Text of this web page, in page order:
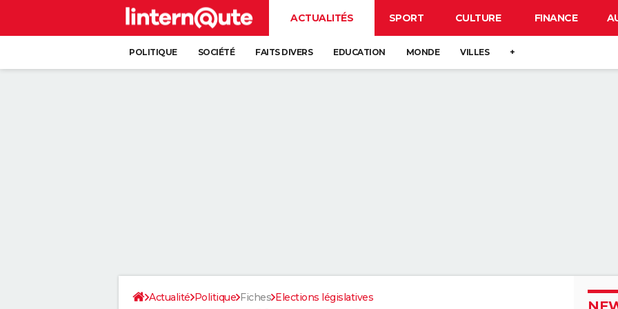
ACTUALITÉS SPORT CULTURE FINANCE
POLITIQUE SOCIÉTÉ FAITS DIVERS EDUCATION MONDE VILLES +
Actualité Politique Fiches Elections législatives